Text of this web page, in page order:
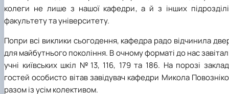
колеги не лише з нашої кафедри, а й з інших
факультету та університету.
Попри всі виклики сьогодення, кафедра радо відчинила
для майбутнього покоління. В очному форматі до нас
учні київських шкіл №13, 116, 179 та 186. На порозі
гостей особисто вітав завідувач кафедри Микола
разом із усім колективом.